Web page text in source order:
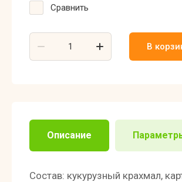
Сравнить
В
Описание
Состав: кукурузный крахмал,